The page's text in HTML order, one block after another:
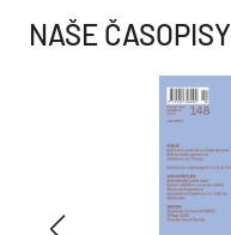
NAŠE ČASOPISY